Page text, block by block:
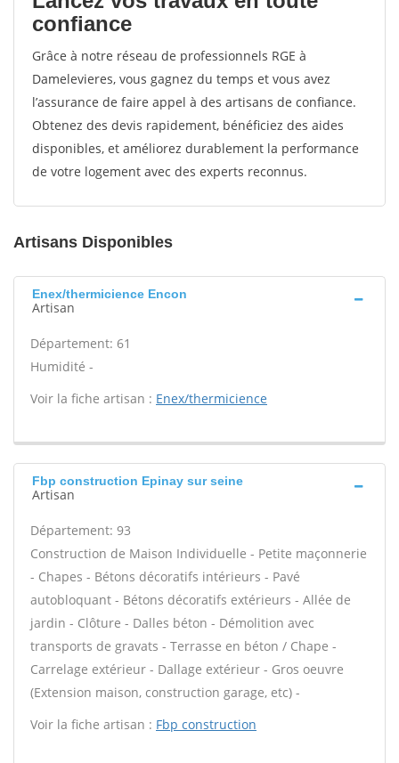
confiance
Grâce à notre réseau de professionnels RGE à
Damelevieres, vous gagnez du temps et vous avez
l’assurance de faire appel à des artisans de confiance.
Obtenez des devis rapidement, bénéficiez des aides
disponibles, et améliorez durablement la performance
de votre logement avec des experts reconnus.
Artisans Disponibles
Enex/thermicience Encon
Artisan
Département: 61
Humidité -
Voir la fiche artisan : Enex/thermicience
Fbp construction Epinay sur seine
Artisan
Département: 93
Construction de Maison Individuelle - Petite maçonnerie
- Chapes - Bétons décoratifs intérieurs - Pavé
autobloquant - Bétons décoratifs extérieurs - Allée de
jardin - Clôture - Dalles béton - Démolition avec
transports de gravats - Terrasse en béton / Chape -
Carrelage extérieur - Dallage extérieur - Gros oeuvre
(Extension maison, construction garage, etc) -
Voir la fiche artisan : Fbp construction